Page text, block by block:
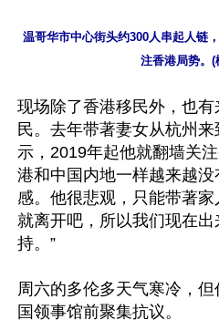
温哥华市中心街头约300人串起人链
注香港局势。(
现场除了香港移民外，也
民。去年带著妻女从杭州
示，2019年起他就翻墙关
港和中国内地一样越来越
感。他很悲观，只能带著家
就离开吧，所以我们现在
持。”
周六的多伦多天气寒冷，
国领事馆前聚集抗议。